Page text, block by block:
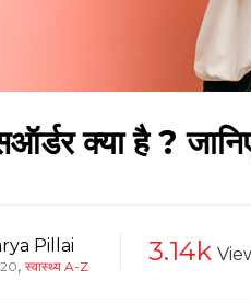
क्या है ?
Pillai
, स्वास्थ्य A-Z 3.14k